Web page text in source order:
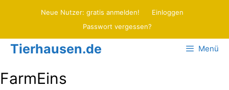
Neue Nutzer: gratis anmelden!
Einloggen
Passwort vergessen?
Tierhausen.de Menü
FarmEins